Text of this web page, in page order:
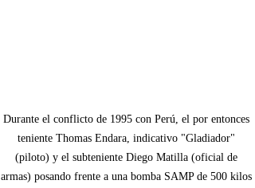
Durante el conflicto de 1995 con Perú, el por entonces
teniente Thomas Endara, indicativo "Gladiador"
(piloto) y el subteniente Diego Matilla (oficial de
armas) posando frente a una bomba SAMP de 500 kilos